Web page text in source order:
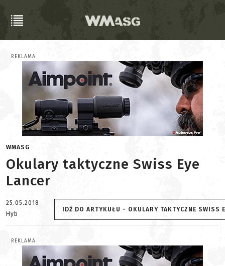
REKLAMA
WMASG
Okulary taktyczne Swiss Eye
Lancer
25.05.2018
Hyb
IDŹ DO ARTYKUŁU - OKULARY TAKTYCZNE SWISS
REKLAMA